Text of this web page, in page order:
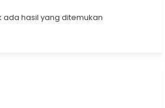
ada hasil yang ditemukan